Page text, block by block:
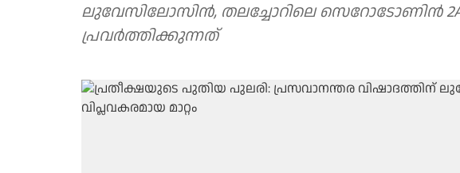
ലുവേസിലോസിന്‍, തലച്ചോറിലെ സെറോടോണിന്‍ 2A
പ്രവര്‍ത്തിക്കുന്നത്